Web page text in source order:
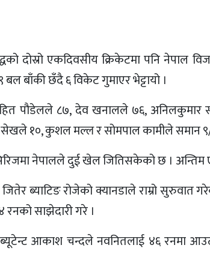
दोस्रो एकदिवसीय क्रिकेटमा पनि नेपाल
बाँकी छँदै ६ विकेट गुमाएर भेट्टायो ।
पौडेलले ८७, देव खनालले ७६, अनिलकुमार
१०, कुशल मल्ल र सोमपाल कामीले समान
नेपालले दुई खेल जितिसकेको छ । अन्तिम
जितेर ब्याटिङ रोजेको क्यानडाले राम्रो
रनको साझेदारी गरे ।
आकाश चन्दले नवनितलाई ४६ रनमा